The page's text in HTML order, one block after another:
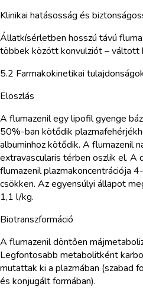
Klinikai hatásosság és
Állatkísérletben hosszú távú
többek között konvulziót – váltott
5.2 Farmakokinetikai
Eloszlás
A flumazenil egy lipofil gyenge
50%-ban kötődik
albuminhoz kötődik. A flumazenil
extravascularis térben oszlik el. A
flumazenil plazmakoncentrációja
csökken. Az egyensúlyi állapot
1,1 l/kg.
Biotranszformáció
A flumazenil döntően
Legfontosabb metabolitként
mutattak ki a plazmában (szabad
és konjugált formában).